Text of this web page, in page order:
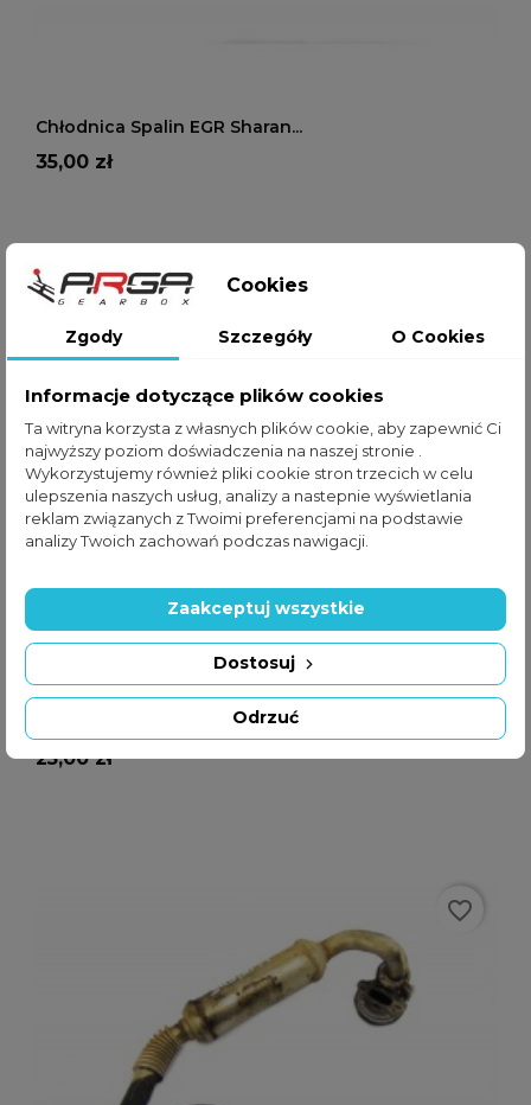
Chłodnica Spalin EGR Sharan...
Cena
35,00 zł
DODAJ DO KOSZYKA
Chłodnica Spalin EGR VW...
Cena
25,00 zł
favorite_border
Cookies
Zgody Szczegóły O Cookies
Informacje dotyczące plików cookies
Ta witryna korzysta z własnych plików cookie, aby zapewnić Ci
najwyższy poziom doświadczenia na naszej stronie .
Wykorzystujemy również pliki cookie stron trzecich w celu
ulepszenia naszych usług, analizy a nastepnie wyświetlania
reklam związanych z Twoimi preferencjami na podstawie
analizy Twoich zachowań podczas nawigacji.
Odrzuć
Dostosuj
Zaakceptuj wszystkie